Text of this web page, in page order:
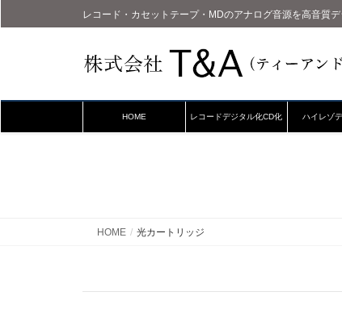
レコード・カセットテープ・MDのアナログ音源を高音質
HOME レコードデジタル化CD化 ハイレゾ
HOME 光カートリッジ